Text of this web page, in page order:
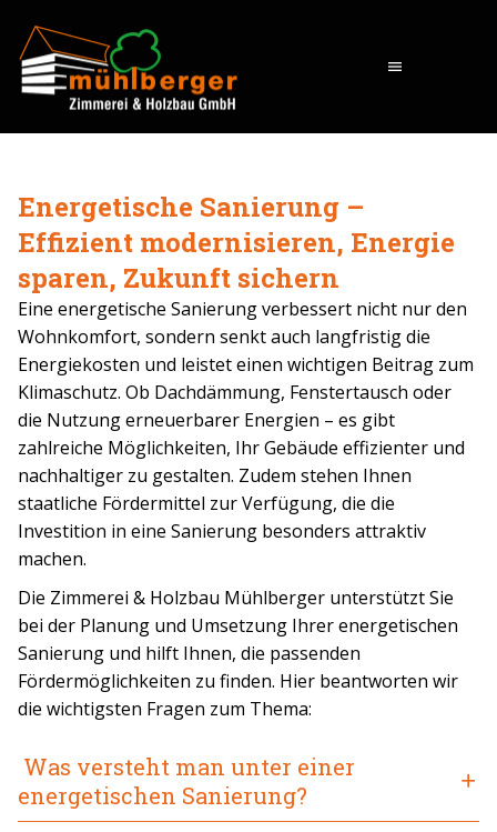
menu
Energetische Sanierung –
Effizient modernisieren, Energie
sparen, Zukunft sichern
Eine energetische Sanierung verbessert nicht nur den
Wohnkomfort, sondern senkt auch langfristig die
Energiekosten und leistet einen wichtigen Beitrag zum
Klimaschutz. Ob Dachdämmung, Fenstertausch oder
die Nutzung erneuerbarer Energien – es gibt
zahlreiche Möglichkeiten, Ihr Gebäude effizienter und
nachhaltiger zu gestalten. Zudem stehen Ihnen
staatliche Fördermittel zur Verfügung, die die
Investition in eine Sanierung besonders attraktiv
machen.
Die Zimmerei & Holzbau Mühlberger unterstützt Sie
bei der Planung und Umsetzung Ihrer energetischen
Sanierung und hilft Ihnen, die passenden
Fördermöglichkeiten zu finden. Hier beantworten wir
die wichtigsten Fragen zum Thema:
Was versteht man unter einer
energetischen Sanierung?